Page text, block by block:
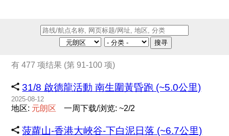
搜寻
有 477 项结果 (第 91-100 项)
31/8 啟德龍活動 南生圍黃昏跑 (~5.0公里)
2025-08-12
地区: 元朗 区 一周下载/浏览: ~2/2
菠蘿山-香港大峽谷-下白泥日落 (~6.7公里)